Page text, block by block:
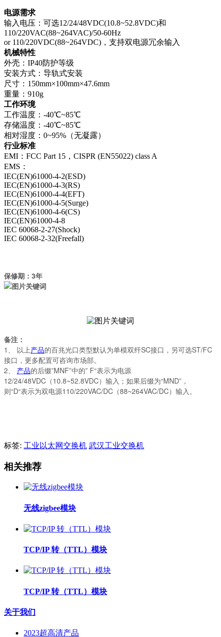
电源需求
输入电压：可选12/24/48VDC(10.8~52.8VDC)和
110/220VAC(88~264VAC)/50-60Hz
or 110/220VDC(88~264VDC)，支持双电源冗余输入
机械特性
外壳：IP40防护等级
安装方式：导轨式安装
尺寸：150mm×100mm×47.6mm
重量：910g
工作环境
工作温度：-40℃~85℃
存储温度：-40℃~85℃
相对湿度：0~95%（无凝露）
行业标准
EMI：FCC Part 15，CISPR (EN55022) class A
EMS：
IEC(EN)61000-4-2(ESD)
IEC(EN)61000-4-3(RS)
IEC(EN)61000-4-4(EFT)
IEC(EN)61000-4-5(Surge)
IEC(EN)61000-4-6(CS)
IEC(EN)61000-4-8
IEC 60068-2-27(Shock)
IEC 60068-2-32(Freefall)
保修期： 3年
备注：
1、
以上产品的百兆光口类型默认为单模双纤SC接口，另可选ST/FC
接口，更多配置可咨询市场部。
2、
产品的后缀”MNF”中的” F“表示为电源
12/24/48VDC（10.8~52.8VDC）输入；如果后缀为“MND”，
则“D“表示为双电源110/220VAC/DC（88~264VAC/DC）输入。
标签: 工业以太网交换机 武汉工业交换机
相关推荐
无线zigbee模块
TCP/IP 转（TTL）模块
TCP/IP 转（TTL）模块
关于我们
2023超高清产品